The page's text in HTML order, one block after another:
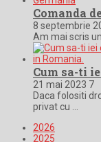
Comanda
8 septembrie
Am mai scris
Cum sa-ti
21 mai 2023 7
Daca folositi
privat cu …
2026
2025